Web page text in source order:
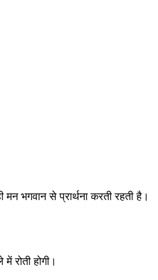
भगवान से प्रार्थना करती रहती है।
रोती होगी।